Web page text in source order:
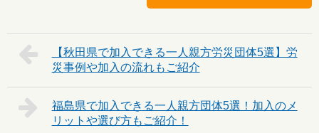
【秋田県で加入できる一人親方労災団体5選】労
災事例や加入の流れもご紹介
福島県で加入できる一人親方団体5選！加入のメ
リットや選び方もご紹介！